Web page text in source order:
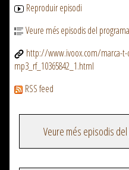
Reproduir episodi
Veure més episodis del
http://www.ivoox.com/marca-t-
mp3_rf_10365842_1.html
RSS feed
Veure més episodis del